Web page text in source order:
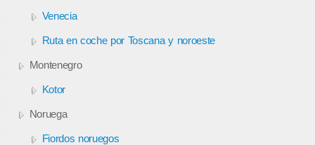
Venecia
Ruta en coche por Toscana y noroeste
Montenegro
Kotor
Noruega
Fiordos noruegos